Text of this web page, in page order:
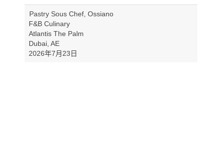
Pastry Sous Chef, Ossiano
F&B Culinary
Atlantis The Palm
Dubai, AE
2026年7月23日